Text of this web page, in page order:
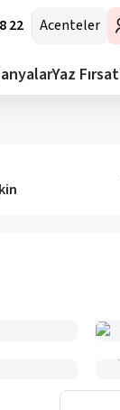
22 Acenteler
Yaz